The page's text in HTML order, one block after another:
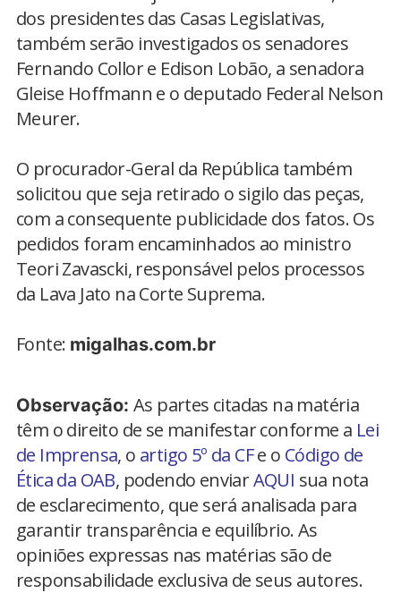
dos presidentes das Casas Legislativas,
também serão investigados os senadores
Fernando Collor e Edison Lobão, a senadora
Gleise Hoffmann e o deputado Federal Nelson
Meurer.
O procurador-Geral da República também
solicitou que seja retirado o sigilo das peças,
com a consequente publicidade dos fatos. Os
pedidos foram encaminhados ao ministro
Teori Zavascki, responsável pelos processos
da Lava Jato na Corte Suprema.
Fonte: migalhas.com.br
Observação: As partes citadas na matéria
têm o direito de se manifestar conforme a Lei
de Imprensa, o artigo 5º da CFe o Código de
Ética da OAB, podendo enviarAQUI sua nota
de esclarecimento, que será analisada para
garantir transparência e equilíbrio. As
opiniões expressas nas matérias são de
responsabilidade exclusiva de seus autores.